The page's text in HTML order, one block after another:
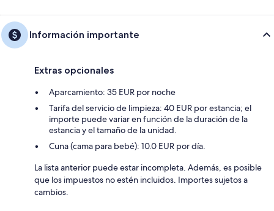
Información importante
Extras opcionales
Aparcamiento: 35 EUR por noche
Tarifa del servicio de limpieza: 40 EUR por estancia; el
importe puede variar en función de la duración de la
estancia y el tamaño de la unidad.
Cuna (cama para bebé): 10.0 EUR por día.
La lista anterior puede estar incompleta. Además, es posible
que los impuestos no estén incluidos. Importes sujetos a
cambios.